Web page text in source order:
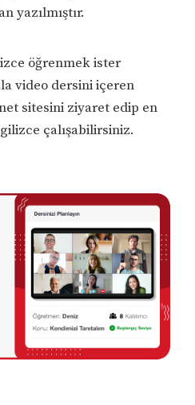
yazılmıştır.
öğrenmek ister
video dersini içeren
sitesini ziyaret edip en
çalışabilirsiniz.